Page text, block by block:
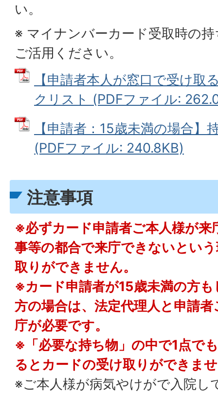
い。
※ マイナンバーカード受取時の
ご活用ください。
【申請者本人が窓口で受け取
クリスト (PDFファイル:
【申請者：15歳未満の場合
(PDFファイル: 240.8KB)
注意事項
※必ずカード申請者ご本人様が来
事等の都合で来庁できないとい
取りができません。
※カード申請者が15歳未満の方
方の場合は、法定代理人と申請
庁が必要です。
※「必要な持ち物」の中で1点で
るとカードの受け取りができま
※ご本人様が病気やけがで入院し